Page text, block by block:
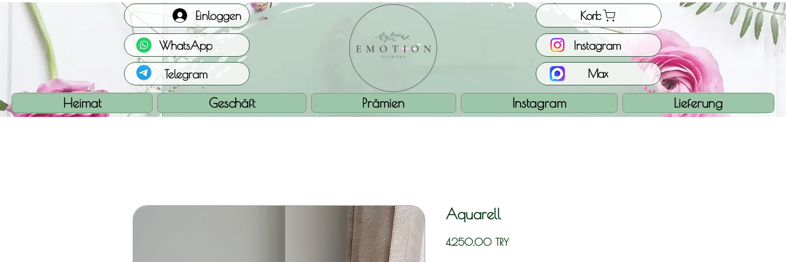
Einloggen
WhatsApp
Telegram
Korb
Max
Heimat Geschäft Prämien Instagram Lieferung
Instagram
Aquarell
4.250,00 TRYPreis